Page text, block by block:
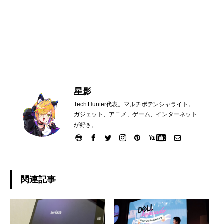
星影
Tech Hunter代表。マルチポテンシャライト。
ガジェット、アニメ、ゲーム、インターネット
が好き。
関連記事